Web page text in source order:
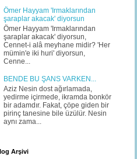
Ömer Hayyam 'Irmaklarından
şaraplar akacak' diyorsun
Ömer Hayyam 'Irmaklarından
şaraplar akacak' diyorsun,
Cennet-i alâ meyhane midir? 'Her
mümin'e iki huri' diyorsun,
Cenne...
BENDE BU ŞANS VARKEN...
Aziz Nesin dost ağırlamada,
yedirme içirmede, ikramda bonkör
bir adamdır. Fakat, çöpe giden bir
pirinç tanesine bile üzülür. Nesin
aynı zama...
Arşivi